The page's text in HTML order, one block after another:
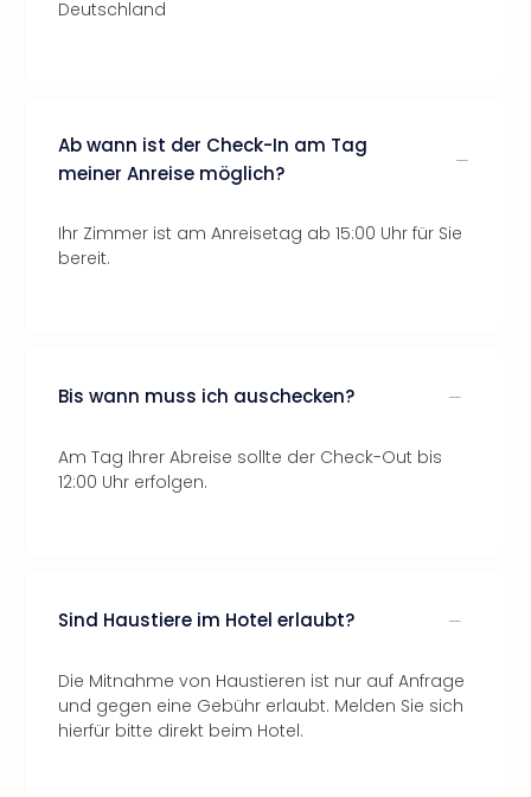
Deutschland
Ab wann ist der Check-In am Tag
meiner Anreise möglich?
Ihr Zimmer ist am Anreisetag ab 15:00 Uhr für Sie
bereit.
Bis wann muss ich auschecken?
Am Tag Ihrer Abreise sollte der Check-Out bis
12:00 Uhr erfolgen.
Sind Haustiere im Hotel erlaubt?
Die Mitnahme von Haustieren ist nur auf Anfrage
und gegen eine Gebühr erlaubt. Melden Sie sich
hierfür bitte direkt beim Hotel.